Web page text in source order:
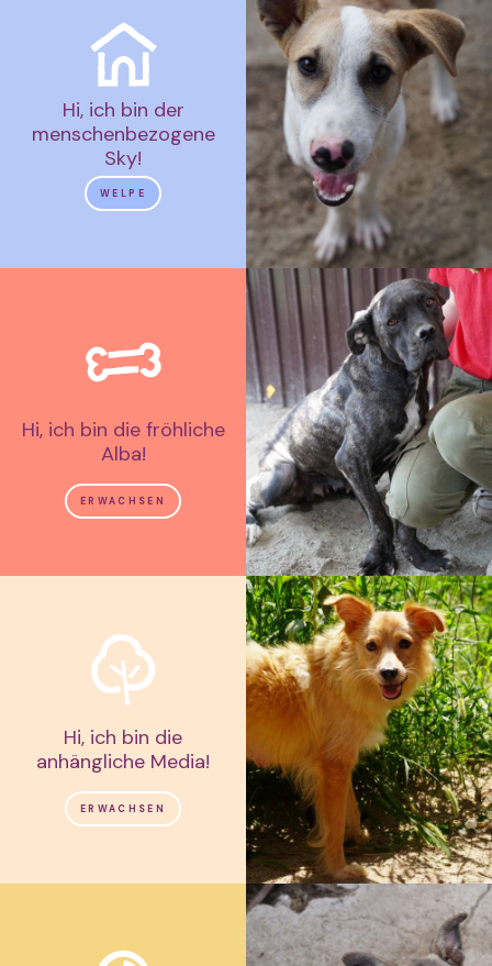
Hi, ich bin der
menschenbezogene
Sky!
WELPE
Hi, ich bin die fröhliche
Alba!
ERWACHSEN
Hi, ich bin die
anhängliche Media!
ERWACHSEN